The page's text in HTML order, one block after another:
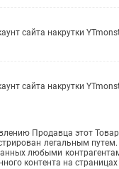
сайта накрутки
сайта накрутки
Продавца этот
легальным
любыми
контента на